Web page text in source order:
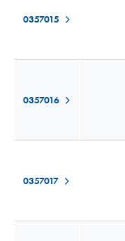
0357015
0357016
0357017